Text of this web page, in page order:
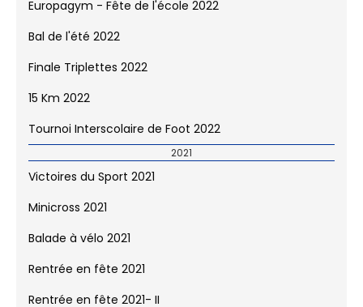
Balade à vélo 2022
Fête de quartier Andromède 2022
Dynamifête 2022
Europagym - Fête de l'école 2022
Bal de l'été 2022
Finale Triplettes 2022
Victoires du Sport 2021